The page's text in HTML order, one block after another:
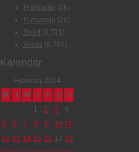
Promocije (26)
Putovanja (28)
Sport (1,721)
Vijesti (8,766)
Kalendar
February 2024
M
T W T F S S
1 2 3
4
5
6 7 8 9 10 11
12 13 14 15 16 17 18